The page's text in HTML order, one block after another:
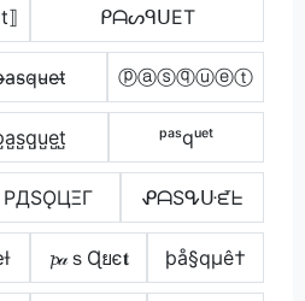
ᑭᗩᔕᑫᑌET
ⓟⓐⓢⓠⓤⓔⓣ
ᵖᵃˢqᵘᵉᵗ
PДSǪЦΞΓ ᕵᗩSᕴᑘᘿᖶ
𝓹𝒶ｓɊยє𝐭 þå§qµê†